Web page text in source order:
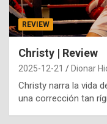
REVIEW
Christy | Review
2025-12-21 Dionar
Christy narra la vida
una corrección tan